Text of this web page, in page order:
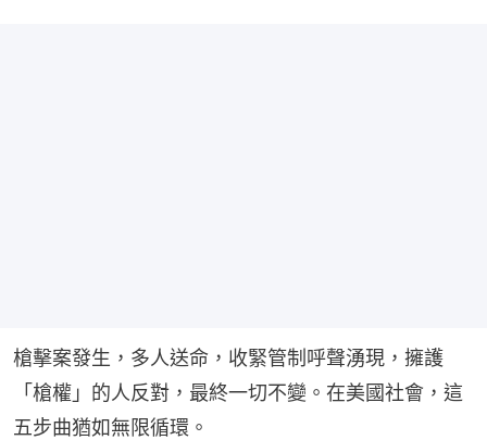
槍擊案發生，多人送命，收緊管制呼聲湧現，擁護
「槍權」的人反對，最終一切不變。在美國社會，這
五步曲猶如無限循環。